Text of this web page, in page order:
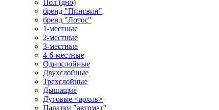
Пол (дно)
бренд "Пингвин"
бренд "Лотос"
1-местные
2-местные
3-местные
4-6-местные
Однослойные
Двухслойные
Трехслойные
Дышащие
Дуговые <архив>
Палатки "автомат"